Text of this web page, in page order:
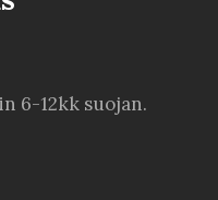
6-12kk suojan.